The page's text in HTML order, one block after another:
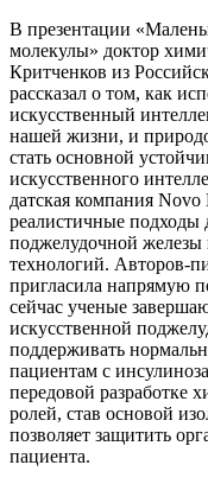
В презентации
молекулы» доктор
Критченков из
рассказал о том, как
искусственный
нашей жизни, и
стать основной
искусственного
датская компания
реалистичные подходы
поджелудочной
технологий. Авторов-
пригласила напрямую
сейчас ученые
искусственной
поддерживать
пациентам с
передовой разработке
ролей, став основой
позволяет защитить
пациента.